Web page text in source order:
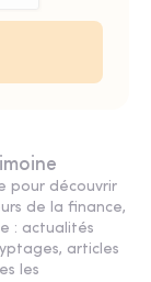
pour découvrir
de la finance,
: actualités
articles
les